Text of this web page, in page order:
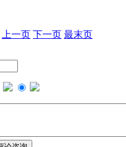
上一页 下一页 最末页